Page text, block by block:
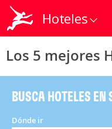
Hoteles
Los 5 mejores
BUSCA HOTELES EN
Dónde ir